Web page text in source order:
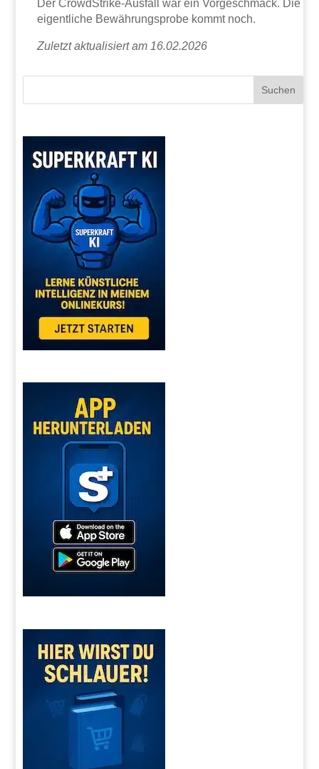
Der CrowdStrike-Ausfall war ein Vorgeschmack. Die
eigentliche Bewährungsprobe kommt noch.
Zuletzt aktualisiert am 16.02.2026